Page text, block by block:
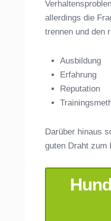
Name
Anschrift
E-Mail-
allerdings die
trennen und den
Ausbildung
Erfahrung
Reputation
Darüber hinaus
guten Draht zum